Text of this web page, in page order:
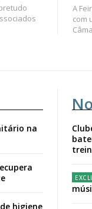
A
com
na
higiene